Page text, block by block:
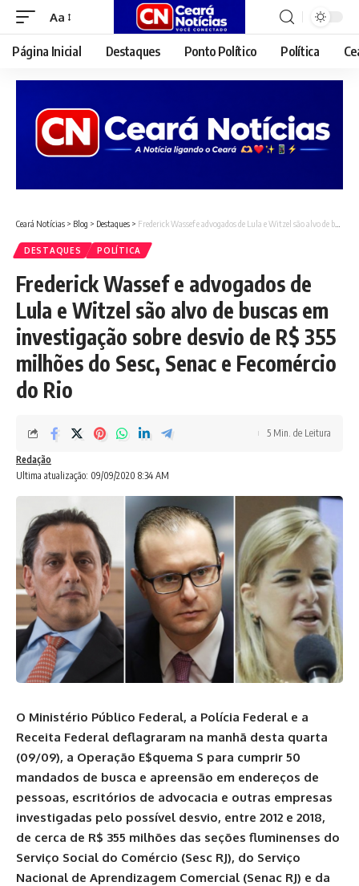
Font
Resizer
Aa
Página Inicial Destaques Ponto Político Política
Ceará Notícias > Blog > Destaques > Frederick Wassef e advogados de Lula e Witzel são alvo de buscas em investigação sobre desvio de R$ 355 milhões do Sesc, Senac e Fecomércio do Rio
DESTAQUES POLÍTICA
Frederick Wassef e advogados de
Lula e Witzel são alvo de buscas em
investigação sobre desvio de R$ 355
milhões do Sesc, Senac e Fecomércio
do Rio
Ultima atualização: 09/09/2020 8:34 AM
Redação
5 Min. de Leitura
O Ministério Público Federal, a Polícia Federal e a
Receita Federal deflagraram na manhã desta quarta
(09/09), a Operação E$quema S para cumprir 50
mandados de busca e apreensão em endereços de
pessoas, escritórios de advocacia e outras empresas
investigadas pelo possível desvio, entre 2012 e 2018,
de cerca de R$ 355 milhões das seções fluminenses do
Serviço Social do Comércio (Sesc RJ), do Serviço
Nacional de Aprendizagem Comercial (Senac RJ) e da